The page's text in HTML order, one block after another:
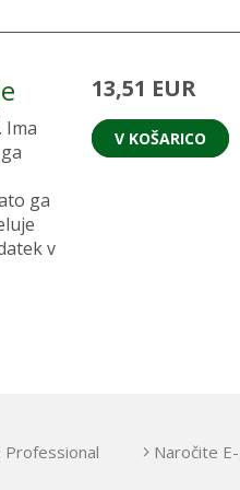
Ima
ga
v
13,51 EUR
V KOŠARICO
Professional Naročite